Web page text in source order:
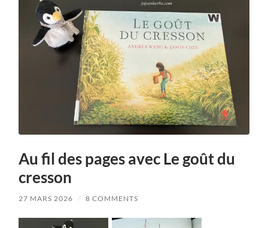
Au fil des pages avec Le goût du
cresson
27 MARS 2026 / 8 COMMENTS